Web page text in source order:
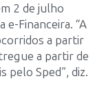
2 de julho
e-Financeira. “A
a partir
a partir de
pelo Sped”, diz.